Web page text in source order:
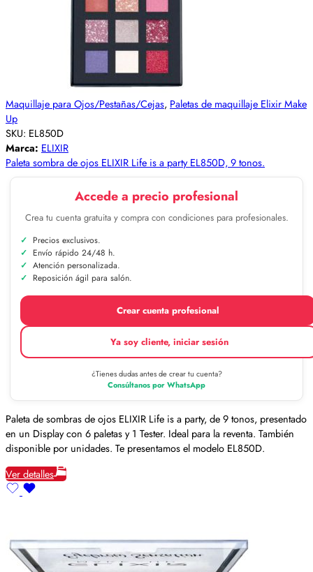
Maquillaje para Ojos/Pestañas/Cejas, Paletas de maquillaje Elixir Make
Up
SKU: EL850D
Marca: ELIXIR
Paleta sombra de ojos ELIXIR Life is a party EL850D, 9 tonos.
Accede a precio profesional
Crea tu cuenta gratuita y compra con condiciones para profesionales.
Precios exclusivos.
Envío rápido 24/48 h.
Atención personalizada.
Reposición ágil para salón.
Crear cuenta profesional
Ya soy cliente, iniciar sesión
¿Tienes dudas antes de crear tu cuenta?
Consúltanos por WhatsApp
Paleta de sombras de ojos ELIXIR Life is a party, de 9 tonos, presentado
en un Display con 6 paletas y 1 Tester. Ideal para la reventa. También
disponible por unidades. Te presentamos el modelo EL850D.
Ver detalles